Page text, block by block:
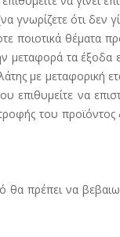
ότι δεν
θέματα
τα έξοδα
με μεταφορική
επιθυμείτε να
του προϊόντος
θα πρέπει να